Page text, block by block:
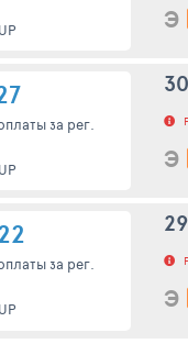
Э
за рег.
Э
за рег.
Э